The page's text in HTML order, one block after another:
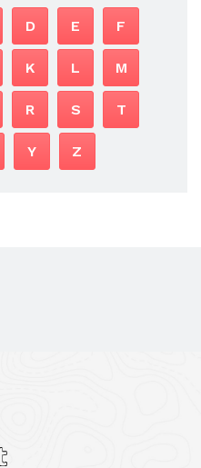
D E F
K L M
R S T
Y Z